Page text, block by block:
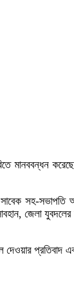
মানববন্ধন
সাবেক সহ-
জেলা
প্রতিবাদ